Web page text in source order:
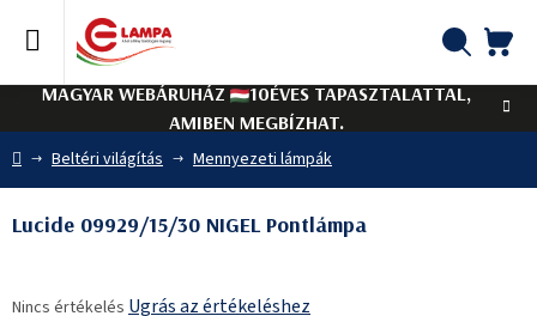
tartalomhoz
MAGYAR WEBÁRUHÁZ
10ÉVES TAPASZTALATTAL,
AMIBEN MEGBÍZHAT.
Kezdőlap
Beltéri világítás Mennyezeti lámpák
Lucide 09929/15/30 NIGEL Pontlámpa
Nincs értékelés Ugrás az értékeléshez